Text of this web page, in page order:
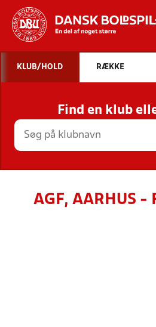
STILLINGER,
HOLD
KLUB/HOLD RÆKKE
Find en klub
AGF, AARHUS -